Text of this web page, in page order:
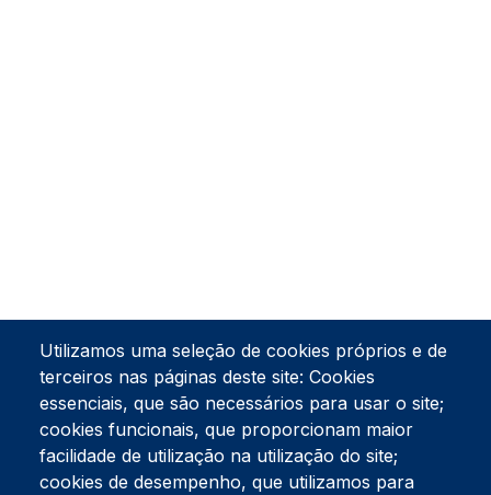
Tel:234 390 100Fax:234 390 100
Utilizamos uma seleção de cookies próprios e de
terceiros nas páginas deste site: Cookies
essenciais, que são necessários para usar o site;
cookies funcionais, que proporcionam maior
facilidade de utilização na utilização do site;
cookies de desempenho, que utilizamos para